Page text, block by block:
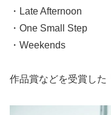
・Late Afternoon
・One Small Step
・Weekends
作品賞などを受賞した